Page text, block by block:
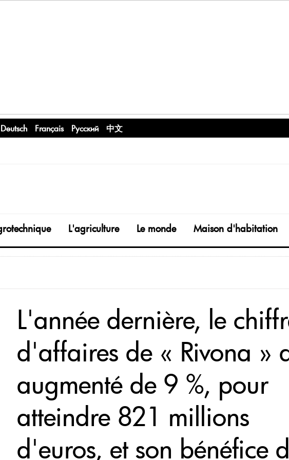
Deutsch Français Русский 中文
L'agriculture Le monde Maison d'habitation
L'année dernière, le
d'affaires de « Rivona »
augmenté de 9 %, pour
atteindre 821 millions
d'euros, et son bénéfice